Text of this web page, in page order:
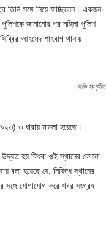
সঙ্গে নিয়ে যাচ্ছিলেন। একজন
জানানোর পর মহিলা পুলিশ
আহমেদ শাহবাগ থানায়
ছবিঃ সংগৃহীত
৩ ধারায় মামলা হয়েছে।
উদ্যত হয় কিংবা ওই স্থানের কোনো
হয়েছে যে, নিষিদ্ধ স্থানের
সঙ্গে যোগাযোগ করে খবর সংগ্রহ